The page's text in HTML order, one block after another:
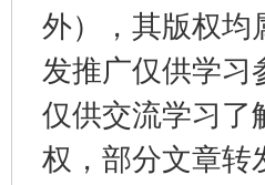
外），其版权均
发推广仅供学习
仅供交流学习了
权，部分文章转